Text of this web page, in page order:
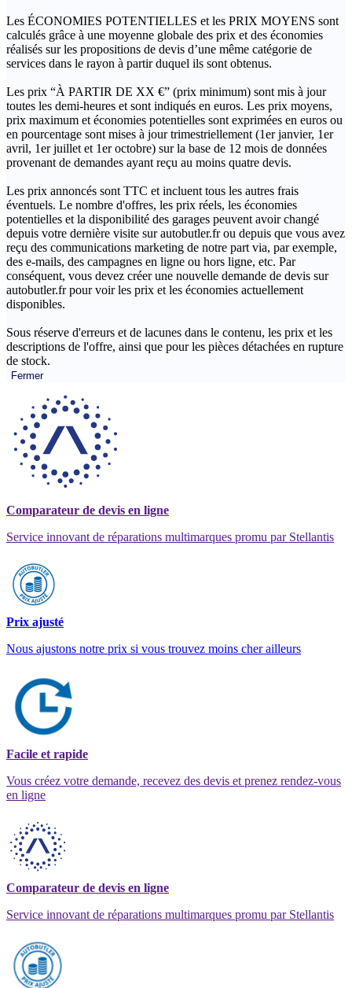
Les ÉCONOMIES POTENTIELLES et les PRIX MOYENS sont
calculés grâce à une moyenne globale des prix et des économies
réalisés sur les propositions de devis d’une même catégorie de
services dans le rayon à partir duquel ils sont obtenus.
Les prix “À PARTIR DE XX €” (prix minimum) sont mis à jour
toutes les demi-heures et sont indiqués en euros. Les prix moyens,
prix maximum et économies potentielles sont exprimées en euros ou
en pourcentage sont mises à jour trimestriellement (1er janvier, 1er
avril, 1er juillet et 1er octobre) sur la base de 12 mois de données
provenant de demandes ayant reçu au moins quatre devis.
Les prix annoncés sont TTC et incluent tous les autres frais
éventuels. Le nombre d'offres, les prix réels, les économies
potentielles et la disponibilité des garages peuvent avoir changé
depuis votre dernière visite sur autobutler.fr ou depuis que vous avez
reçu des communications marketing de notre part via, par exemple,
des e-mails, des campagnes en ligne ou hors ligne, etc. Par
conséquent, vous devez créer une nouvelle demande de devis sur
autobutler.fr pour voir les prix et les économies actuellement
disponibles.
Sous réserve d'erreurs et de lacunes dans le contenu, les prix et les
descriptions de l'offre, ainsi que pour les pièces détachées en rupture
de stock.
Fermer
Comparateur de devis en ligne
Service innovant de réparations multimarques promu par Stellantis
Prix ajusté
Nous ajustons notre prix si vous trouvez moins cher ailleurs
Facile et rapide
Vous créez votre demande, recevez des devis et prenez rendez-vous
en ligne
Comparateur de devis en ligne
Service innovant de réparations multimarques promu par Stellantis